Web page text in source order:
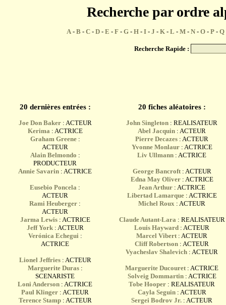
Recherche par ordre
A - B - C - D - E - F - G - H - I - J - K - L - M - N - O - P - Q
Recherche Rapide :
20 dernières entrées :
Joe Don Baker: ACTEUR
Kerima : ACTRICE
Graham Greene:
ACTEUR
Alain Belmondo :
PRODUCTEUR
Annie Savarin : ACTRICE
Eusebio Poncela :
ACTEUR
Rami Heuberger :
ACTEUR
Jarma Lewis: ACTRICE
Jeff York: ACTEUR
Verónica Echegui :
ACTRICE
Lionel Jeffries: ACTEUR
Marguerite Duras:
SCENARISTE
Loni Anderson : ACTRICE
Paul Klinger : ACTEUR
Terence Stamp: ACTEUR
20 fiches aléatoires :
John Singleton : REALISATEUR
Abel Jacquin : ACTEUR
Pierre Decazes : ACTEUR
Yvonne Monlaur: ACTRICE
Liv Ullmann : ACTRICE
George Bancroft: ACTEUR
Edna May Oliver: ACTRICE
Jean Arthur : ACTRICE
Libertad Lamarque: ACTRICE
Michel Roux : ACTEUR
Claude Autant-Lara : REALISATEUR
Louis Hayward : ACTEUR
Marcel Vibert : ACTEUR
Cliff Robertson : ACTEUR
Vyacheslav Shalevich : ACTEUR
Marguerite Ducouret : ACTRICE
Solveig Dommartin: ACTRICE
Tobe Hooper : REALISATEUR
Cayla Seguin: ACTEUR
Sergei Bodrov Jr. : ACTEUR